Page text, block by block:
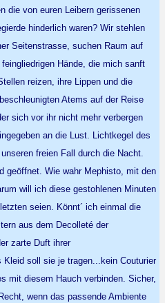
die von euren Leibern gerissenen
hinderlich waren? Wir stehlen
Seitenstrasse, suchen Raum auf
Hände, die mich sanft
reizen, ihre Lippen und die
Atems auf der Reise
sich vor ihr nicht mehr verbergen
an die Lust. Lichtkegel des
freien Fall durch die Nacht.
geöffnet. Wie wahr Mephisto, mit den
will ich diese gestohlenen Minuten
seien. Könnt´ ich einmal die
aus dem Decolleté der
zarte Duft ihrer
soll sie je tragen...kein Couturier
mit diesem Hauch verbinden. Sicher,
wenn das passende Ambiente